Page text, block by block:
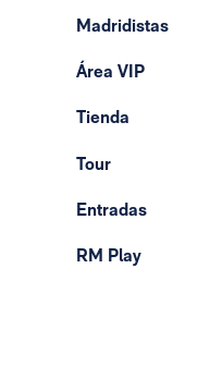
Madridistas
Área VIP
Tienda
Tour
Entradas
RM Play